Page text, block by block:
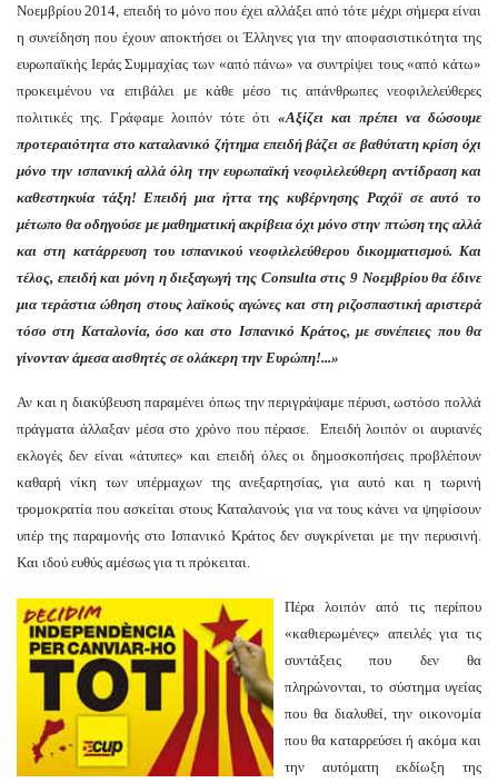
Νοεμβρίου 2014, επειδή το μόνο που έχει αλλάξει από τότε μέχρι σήμερα είναι
η συνείδηση που έχουν αποκτήσει οι Έλληνες για την αποφασιστικότητα της
ευρωπαϊκής Ιεράς Συμμαχίας των «από πάνω» να συντρίψει τους «από κάτω»
προκειμένου να επιβάλει με κάθε μέσο τις απάνθρωπες νεοφιλελεύθερες
πολιτικές της. Γράφαμε λοιπόν τότε ότι «Αξίζει και πρέπει να δώσουμε
προτεραιότητα στο καταλανικό ζήτημα επειδή βάζει σε βαθύτατη κρίση όχι
μόνο την ισπανική αλλά όλη την ευρωπαϊκή νεοφιλελεύθερη αντίδραση και
καθεστηκυία τάξη! Επειδή μια ήττα της κυβέρνησης Ραχόϊ σε αυτό το
μέτωπο θα οδηγούσε με μαθηματική ακρίβεια όχι μόνο στην πτώση της αλλά
και στη κατάρρευση του ισπανικού νεοφιλελεύθερου δικομματισμού. Και
τέλος, επειδή και μόνη η διεξαγωγή της Consulta στις 9 Νοεμβρίου θα έδινε
μια τεράστια ώθηση στους λαϊκούς αγώνες και στη ριζοσπαστική αριστερά
τόσο στη Καταλονία, όσο και στο Ισπανικό Κράτος, με συνέπειες που θα
γίνονταν άμεσα αισθητές σε ολάκερη την Ευρώπη!...»
Αν και η διακύβευση παραμένει όπως την περιγράψαμε πέρυσι, ωστόσο πολλά
πράγματα άλλαξαν μέσα στο χρόνο που πέρασε. Επειδή λοιπόν οι αυριανές
εκλογές δεν είναι «άτυπες» και επειδή όλες οι δημοσκοπήσεις προβλέπουν
καθαρή νίκη των υπέρμαχων της ανεξαρτησίας, για αυτό και η τωρινή
τρομοκρατία που ασκείται στους Καταλανούς για να τους κάνει να ψηφίσουν
υπέρ της παραμονής στο Ισπανικό Κράτος δεν συγκρίνεται με την περυσινή.
Και ιδού ευθύς αμέσως για τι πρόκειται.
Πέρα λοιπόν από τις περίπου
«καθιερωμένες» απειλές για τις
συντάξεις που δεν θα
πληρώνονται, το σύστημα υγείας
που θα διαλυθεί, την οικονομία
που θα καταρρεύσει ή ακόμα και
την αυτόματη εκδίωξη της